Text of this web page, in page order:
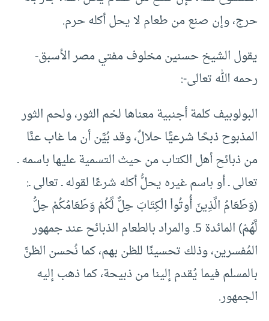
حرج، وإن صنع من طعام لا يحل أكله حرم.
يقول الشيخ حسنين مخلوف مفتي مصر الأسبق-
رحمه الله تعالى-:
البولوبيف كلمة أجنبية معناها لحْم الثور، ولحم الثور
المذبوح ذبحًا شرعيًّا حلالٌ، وقد بُيَّن أن ما غاب عنَّا
من ذبائح أهل الكتاب من حيث التسمية عليها باسمه ـ
تعالى ـ أو باسم غيره يحلُّ أكله شرعًا لقوله ـ تعالى ـ:
(وَطَعَامُ الَّذِينَ أُوتُواْ الْكِتَابَ حِلٌّ لَّكُمْ وَطَعَامُكُمْ حِلُّ
لَّهُمْ) المائدة 5. والمراد بالطعام الذبائح عند جمهور
المُفسرين، وذلك تحسينًا للظن بهم، كما نُحسن الظنَّ
بالمسلم فيما يُقدم إلينا من ذبيحة، كما ذهب إليه
الجمهور.